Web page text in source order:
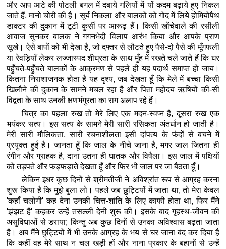
और आप आटे की पोटली बगल में दबाये गलियों में यों कदम बढ़ाये हुए निकल
जाते हैं, मानो चोरी की है। सूर्य निकला और बालकों को गोद में लिये होमियोपैथ
डाक्टर की दुकान में टूटी कुर्सी पर आरूढ़ हैं। किसी खोंचेवाले की रसीली
आवाज सुनकर बालक ने गगनभेदी विलाप आरंभ किया और आपके प्राण
सूखे। ऐसे बापों को भी देखा है, जो दफ्तर से लौटते हुए पैसे-दो पैसे की मूँगफली
या रेवड़ियाँ लेकर लज्जास्पद शीघ्रता के साथ मुँह में रखते चले जाते हैं कि घर
पहुँचते-पहुँचते बालकों के आक्रमण से पहले ही यह पदार्थ समाप्त हो जाय।
कितना निराशाजनक होता है यह दृश्य, जब देखता हूँ कि मेले में बच्चा किसी
खिलौने की दुकान के सामने मचल रहा है और पिता महोदय ऋषियों की-सी
विद्वता के साथ उनकी क्षणभंगुरता का राग अलाप रहे हैं।
चित्र का पहला रुख तो मेरे लिए एक मदन-स्वप्न है, दूसरा रुख एक
भयंकर सत्य। इस सत्य के सामने मेरी सारी रसिकता अंतर्धान हो जाती है।
मेरी सारी मौलिकता, सारी रचनाशीलता इसी दांपत्य के फंदों से बचने में
प्रयुक्त हुई है। जानता हूँ कि जाल के नीचे जाना है, मगर जाल जितना ही
रंगीन और ग्राहक है, दाना उतना ही घातक और विषैला। इस जाल में पक्षियों
को तड़पते और फड़फड़ाते देखता हूँ और फिर भी जाल पर जा बैठता हूँ।
लेकिन इधर कुछ दिनों से श्रीमतीजी ने अविश्रांत रूप से आग्रह करना
शुरू किया है कि मुझे बुला लो। पहले जब छुट्टियों में जाता था, तो मेरा केवल
'कहाँ चलोगी' कह देना उनकी चित्त-शांति के लिए काफी होता था, फिर मैंने
'झंझट है' कहकर उन्हें तसल्ली देनी शुरू की। इसके बाद गृहस्थ-जीवन की
असुविधाओं से डराया; किन्तु अब कुछ दिनों से उनका अविश्वास बढ़ता जाता
है। अब मैंने छुट्टियों में भी उनके आग्रह के भय से घर जाना बंद कर दिया है
कि कहीं वह मेरे साथ न चल खड़ी हों और नाना प्रकार के बहानों से उन्हें